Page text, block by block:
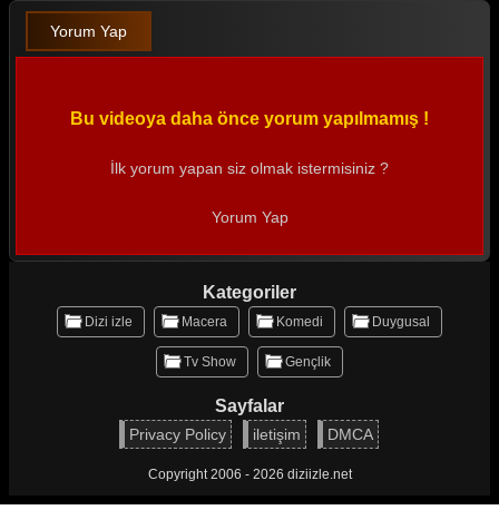
Yorum Yap
Bu videoya daha önce yorum yapılmamış !
İlk yorum yapan siz olmak istermisiniz ?
Yorum Yap
Kategoriler
Dizi izle Macera Komedi Duygusal
Tv Show Gençlik
Sayfalar
Privacy Policy iletişim DMCA
Copyright 2006 - 2026 diziizle.net